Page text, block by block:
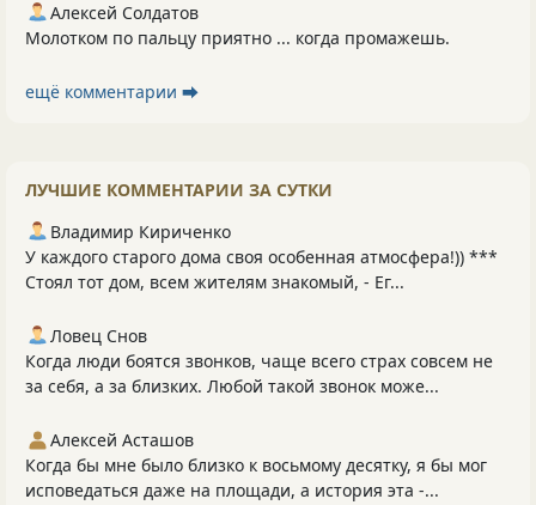
Алексей Солдатов
Молотком по пальцу приятно ... когда промажешь.
ещё комментарии ⮕
ЛУЧШИЕ КОММЕНТАРИИ ЗА СУТКИ
Владимир Кириченко
У каждого старого дома своя особенная атмосфера!)) ***
Стоял тот дом, всем жителям знакомый, - Ег...
Ловец Снов
Когда люди боятся звонков, чаще всего страх совсем не
за себя, а за близких. Любой такой звонок може...
Алексей Асташов
Когда бы мне было близко к восьмому десятку, я бы мог
исповедаться даже на площади, а история эта -...